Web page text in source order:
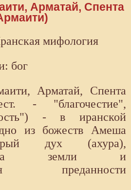
Арматай, Спента
мифология
бог
Арматай, Спента
- "благочестие",
- в иранской
из божеств Амеша
дух (ахура),
земли и
преданности